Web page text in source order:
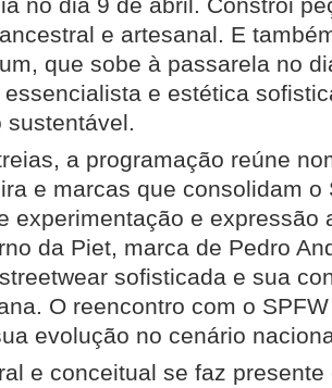
e artesanal. E
que sobe à passarela no
e estética
sustentável.
a programação reúne
e marcas que consolidam o
experimentação e expressão
da Piet, marca de Pedro
sofisticada e sua
O reencontro com o
evolução no cenário
e conceitual se faz